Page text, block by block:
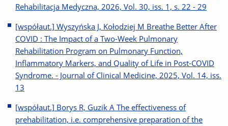
Rehabilitacja Medyczna, 2026, Vol. 30, iss. 1, s. 22 - 29
[współaut.] Wyszyńska J, Kołodziej M Breathe Better After
COVID : The Impact of a Two-Week Pulmonary
Rehabilitation Program on Pulmonary Function,
Inflammatory Markers, and Quality of Life in Post-COVID
Syndrome. - Journal of Clinical Medicine, 2025, Vol. 14, iss.
13
[współaut.] Borys R, Guzik A The effectiveness of
prehabilitation, i.e. comprehensive preparation of the